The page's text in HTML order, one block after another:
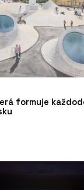
formuje